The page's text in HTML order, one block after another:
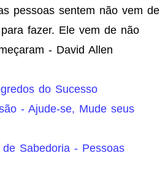
pessoas sentem não vem de
fazer. Ele vem de não
- David Allen
do Sucesso
- Ajude-se, Mude seus
Sabedoria - Pessoas